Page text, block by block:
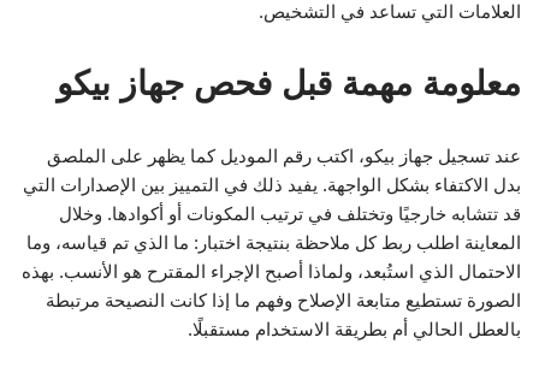
العلامات التي تساعد في التشخيص.
معلومة مهمة قبل فحص جهاز بيكو
عند تسجيل جهاز بيكو، اكتب رقم الموديل كما يظهر على الملصق
بدل الاكتفاء بشكل الواجهة. يفيد ذلك في التمييز بين الإصدارات التي
قد تتشابه خارجيًا وتختلف في ترتيب المكونات أو أكوادها. وخلال
المعاينة اطلب ربط كل ملاحظة بنتيجة اختبار: ما الذي تم قياسه، وما
الاحتمال الذي استُبعد، ولماذا أصبح الإجراء المقترح هو الأنسب. بهذه
الصورة تستطيع متابعة الإصلاح وفهم ما إذا كانت النصيحة مرتبطة
بالعطل الحالي أم بطريقة الاستخدام مستقبلًا.